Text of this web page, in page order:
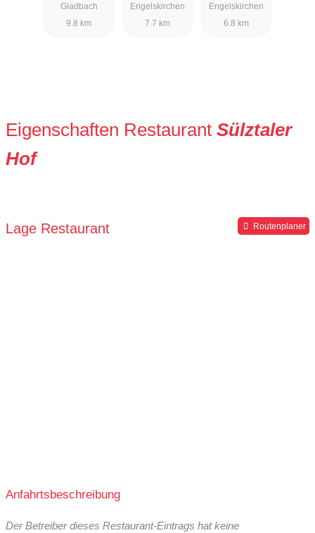
Gladbach
9.8 km
Engelskirchen
7.7 km
Engelskirchen
6.8 km
Eigenschaften Restaurant Sülztaler
Hof
Lage Restaurant Routenplaner
Anfahrtsbeschreibung
Der Betreiber dieses Restaurant-Eintrags hat keine